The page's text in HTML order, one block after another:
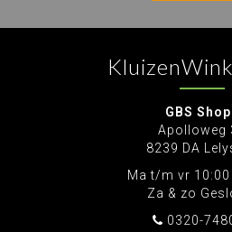
GBS
Apolloweg
8239 DA
Ma t/m vr 10:00
Za & zo
0320-